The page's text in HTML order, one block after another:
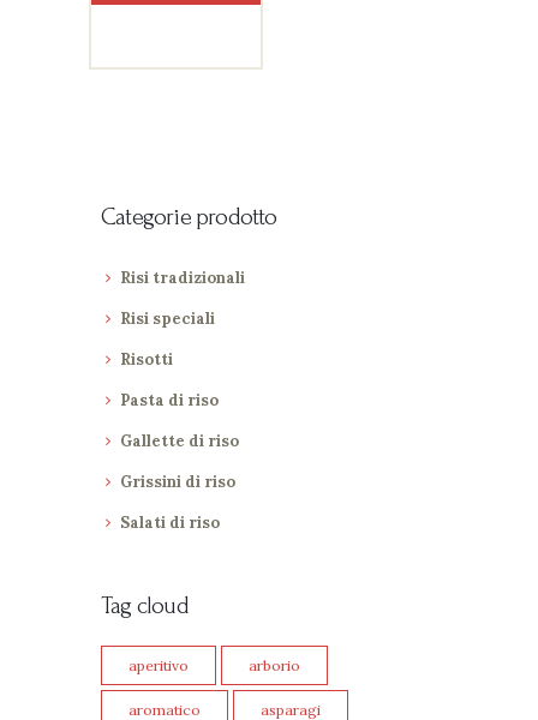
Categorie prodotto
Risi tradizionali
Risi speciali
Risotti
Pasta di riso
Gallette di riso
Grissini di riso
Salati di riso
Tag cloud
aperitivo arborio
aromatico asparagi